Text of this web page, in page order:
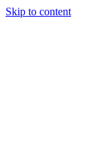
Skip to content